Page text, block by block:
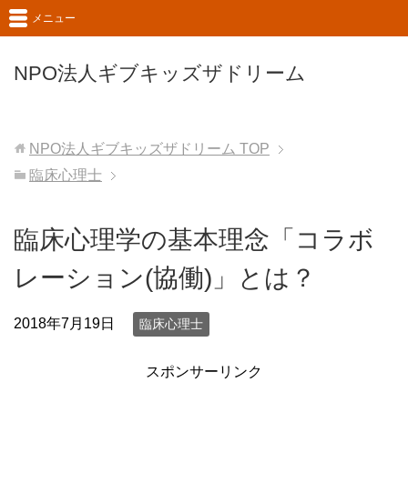
NPO法人ギブキッズザドリーム
メニュー
NPO法人ギブキッズザドリーム TOP
臨床心理士
臨床心理学の基本理念「コラボ
レーション(協働)」とは？
2018年7月19日 臨床心理士
スポンサーリンク